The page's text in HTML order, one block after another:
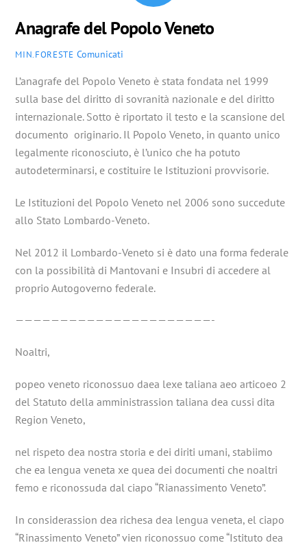
Anagrafe del Popolo Veneto
MIN.FORESTE Comunicati
L’anagrafe del Popolo Veneto è stata fondata nel 1999
sulla base del diritto di sovranità nazionale e del diritto
internazionale. Sotto è riportato il testo e la scansione del
documento originario. Il Popolo Veneto, in quanto unico
legalmente riconosciuto, è l’unico che ha potuto
autodeterminarsi, e costituire le Istituzioni provvisorie.
Le Istituzioni del Popolo Veneto nel 2006 sono succedute
allo Stato Lombardo-Veneto.
Nel 2012 il Lombardo-Veneto si è dato una forma federale
con la possibilità di Mantovani e Insubri di accedere al
proprio Autogoverno federale.
——————————————————————-
Noaltri,
popeo veneto riconossuo daea lexe taliana aeo articoeo 2
del Statuto della amministrassion taliana dea cussi dita
Region Veneto,
nel rispeto dea nostra storia e dei diriti umani, stabiimo
che ea lengua veneta xe quea dei documenti che noaltri
femo e riconossuda dal ciapo “Rianassimento Veneto”.
In considerassion dea richesa dea lengua veneta, el ciapo
“Rinassimento Veneto” vien riconossuo come “Istituto dea